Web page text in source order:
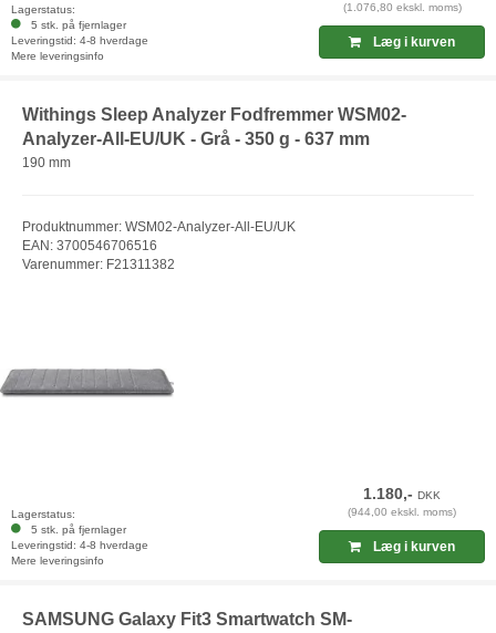
Lagerstatus:
5 stk. på fjernlager
Leveringstid: 4-8 hverdage
Mere leveringsinfo
(1.076,80 ekskl. moms)
Læg i kurven
Withings Sleep Analyzer Fodfremmer WSM02-
Analyzer-All-EU/UK - Grå - 350 g - 637 mm
190 mm
Produktnummer: WSM02-Analyzer-All-EU/UK
EAN: 3700546706516
Varenummer: F21311382
Lagerstatus:
5 stk. på fjernlager
Leveringstid: 4-8 hverdage
Mere leveringsinfo
1.180,-DKK
(944,00 ekskl. moms)
Læg i kurven
SAMSUNG Galaxy Fit3 Smartwatch SM-